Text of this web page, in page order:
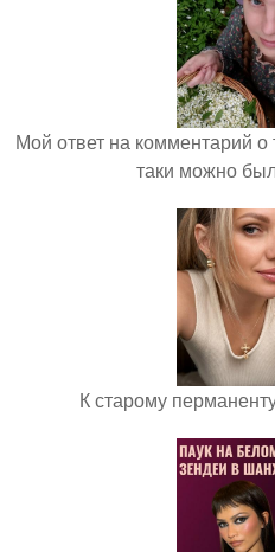
Мой ответ на комментарий
таки можно
К старому